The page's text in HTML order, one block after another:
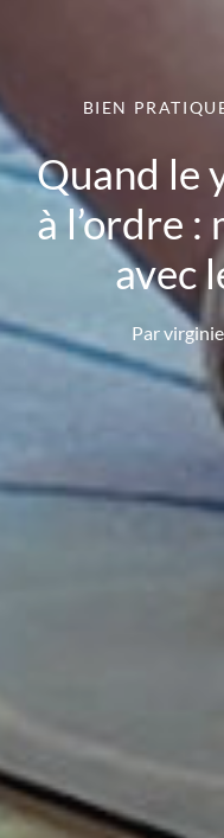
BIEN
Quand le
à l’ordre :
avec
Parvirginie